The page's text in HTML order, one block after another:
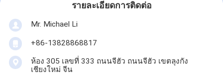
รายละเอียดการติดต่อ
Mr. Michael Li
+86-13828868817
ห้อง 305 เลขที่ 333 ถนนจีฮัว ถนนจีฮัว เขตลุงกัง
เชียงใหม่ จีน